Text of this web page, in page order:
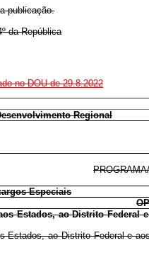
publicação.
da República
no DOU de 29.8.2022
Regional
Especiais
Estados, ao Distrito
Estados, ao Distrito Federal e